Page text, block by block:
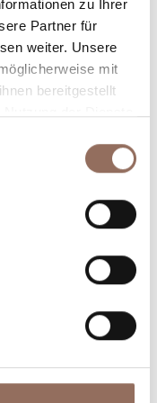
zu Ihrer
Partner für
weiter. Unsere
mit
bereitgestellt
Weine und